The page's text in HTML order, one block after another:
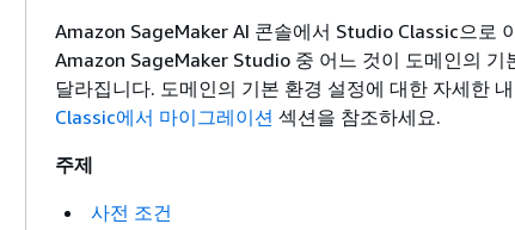
Amazon SageMaker AI 콘솔에서 Studio Classic으로
Amazon SageMaker Studio 중 어느 것이 도메인의
달라집니다. 도메인의 기본 환경 설정에 대한 자세한
Classic에서 마이그레이션 섹션을 참조하세요.
주제
사전 조건